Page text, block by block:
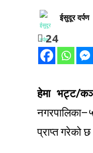
ईसुदूर दर्पण
24
हेमा भट्ट/
प्राप्त गरेको